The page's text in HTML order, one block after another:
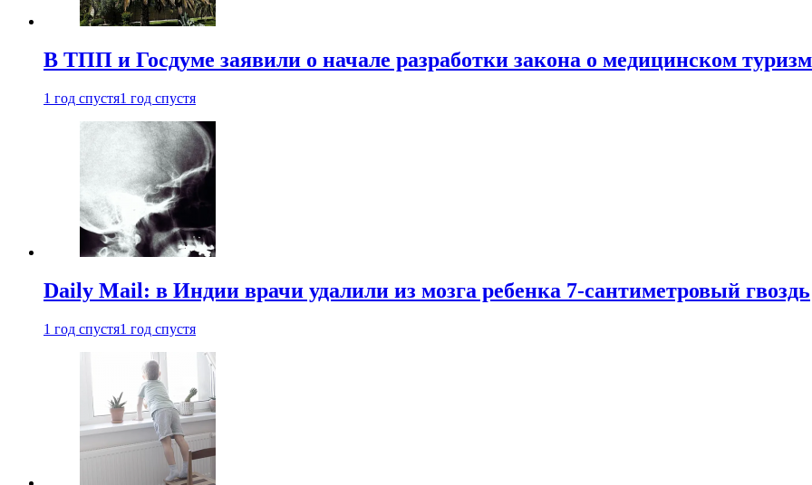
В ТПП и Госдуме заявили о начале разработки закона о медицинском
1 год спустя1 год спустя
Daily Mail: в Индии врачи удалили из мозга ребенка 7-сантиметровый гвоздь
1 год спустя1 год спустя